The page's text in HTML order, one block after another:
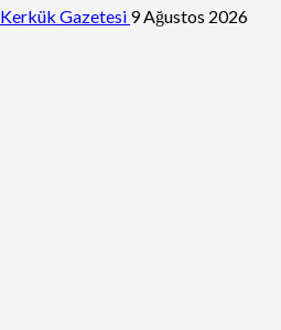
Kerkük Gazetesi 9 Ağustos 2026